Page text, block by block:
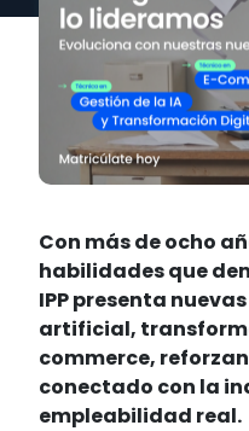
Con más de ocho
habilidades que
IPP presenta
artificial,
commerce,
conectado con la
empleabilidad real.